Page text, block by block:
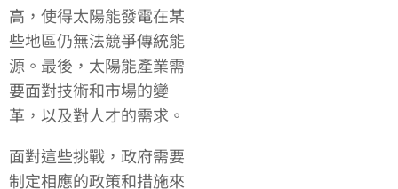
高，使得太陽能發電在某
些地區仍無法競爭傳統能
源。最後，太陽能產業需
要面對技術和市場的變
革，以及對人才的需求。
面對這些挑戰，政府需要
制定相應的政策和措施來